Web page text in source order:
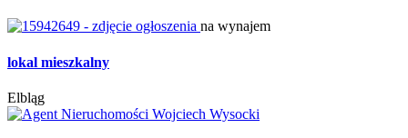
na wynajem
lokal mieszkalny
Elbląg